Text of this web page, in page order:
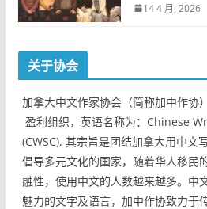
14 4 月, 2026
关于协会
加拿大中文作家协会（简称加中作协
盈利组织，英语名称为：Chinese
(CWSC), 其宗旨是团结加拿大用中文
倡导多元文化的国家，随着华人移民
融性，使用中文的人数越来越多。中
魅力的文字及语言，加中作协致力于